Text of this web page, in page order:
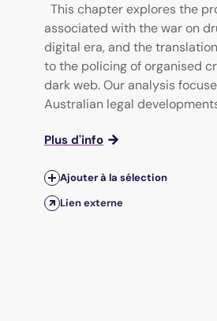
This chapter explores the
associated with the war on
digital era, and the
to the policing of organised
dark web. Our analysis
Australian legal
Plus d'info
Ajouter à la sélection
Lien externe